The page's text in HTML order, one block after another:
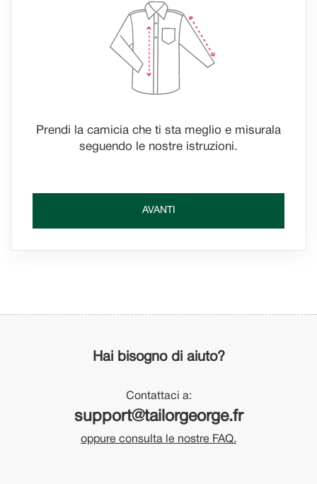
Prendi la camicia che ti sta meglio e misurala
seguendo le nostre istruzioni.
AVANTI
Hai bisogno di aiuto?
Contattaci a:
support@tailorgeorge.fr
oppure consulta le nostre FAQ.